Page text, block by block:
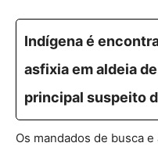
Indígena é
asfixia em aldeia
principal suspeito
Os mandados de busca